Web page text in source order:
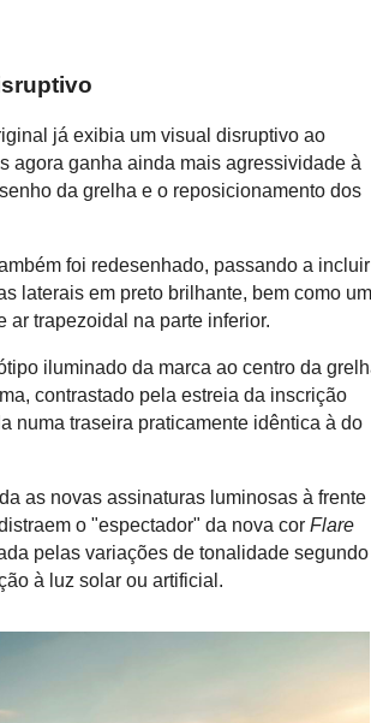
já exibia um visual disruptivo ao
agora ganha ainda mais agressividade à
da grelha e o reposicionamento dos
foi redesenhado, passando a incluir
laterais em preto brilhante, bem como
ar trapezoidal na parte inferior.
iluminado da marca ao centro da
contrastado pela estreia da inscrição
numa traseira praticamente idêntica à do
as novas assinaturas luminosas à frente
o "espectador" da nova corFlare
pelas variações de tonalidade
à luz solar ou artificial.